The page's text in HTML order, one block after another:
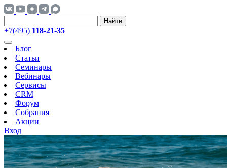
Найти
+7(495) 118-21-35
Блог
Статьи
Семинары
Вебинары
Сервисы
CRM
Форум
Собрания
Акции
Вход